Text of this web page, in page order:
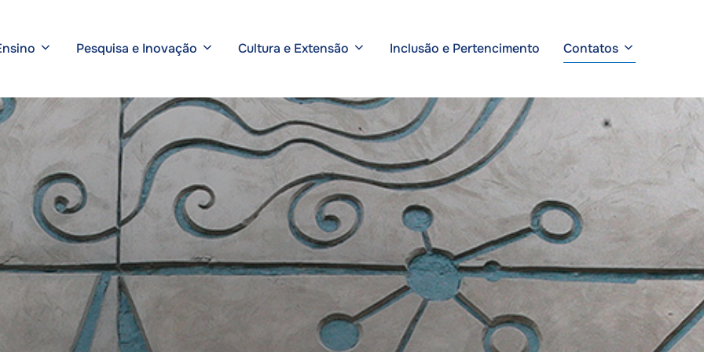
Pesquisa e Inovação Cultura e Extensão Inclusão e Pertencimento Contatos